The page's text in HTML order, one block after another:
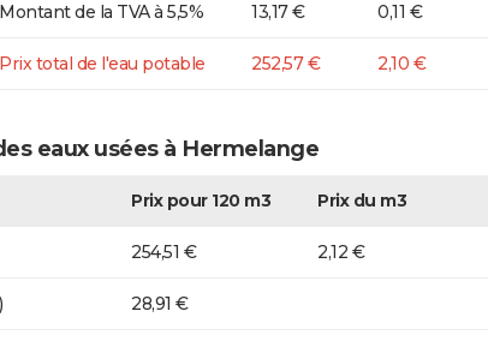
Montant de la TVA à 5,5% 13,17 € 0,11 €
Prix total de l'eau potable 252,57 € 2,10 €
eaux usées à Hermelange
Prix pour 120 m3 Prix du m3
254,51 € 2,12 €
28,91 €